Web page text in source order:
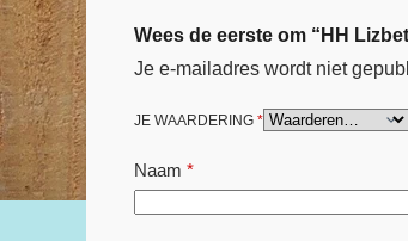
Wees de eerste om “HH
Je e-mailadres wordt niet
JE WAARDERING *
Naam *